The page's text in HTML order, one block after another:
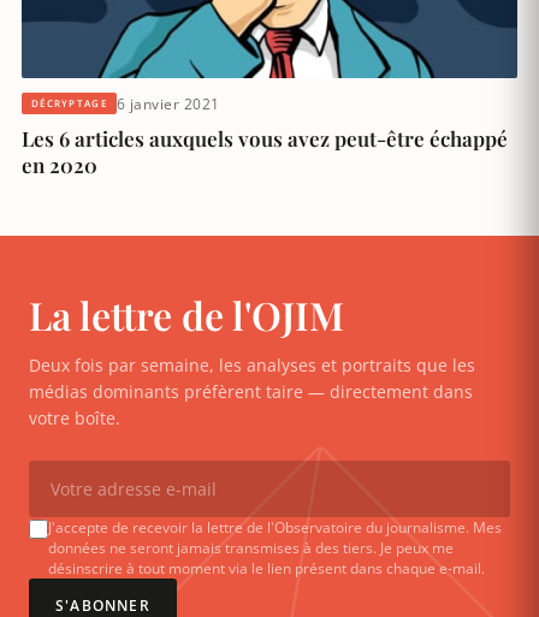
DÉCRYPTAGE 6 janvier 2021
Les 6 articles auxquels vous avez peut-être échappé
en 2020
La lettre de l'OJIM
Deux fois par semaine, les analyses et portraits que les
médias dominants préfèrent taire — directement dans
votre boîte.
J'accepte de recevoir la lettre de l'Observatoire du journalisme. Mes
données ne seront jamais transmises à des tiers. Je peux me
désinscrire à tout moment via le lien présent dans chaque e-mail.
S'ABONNER